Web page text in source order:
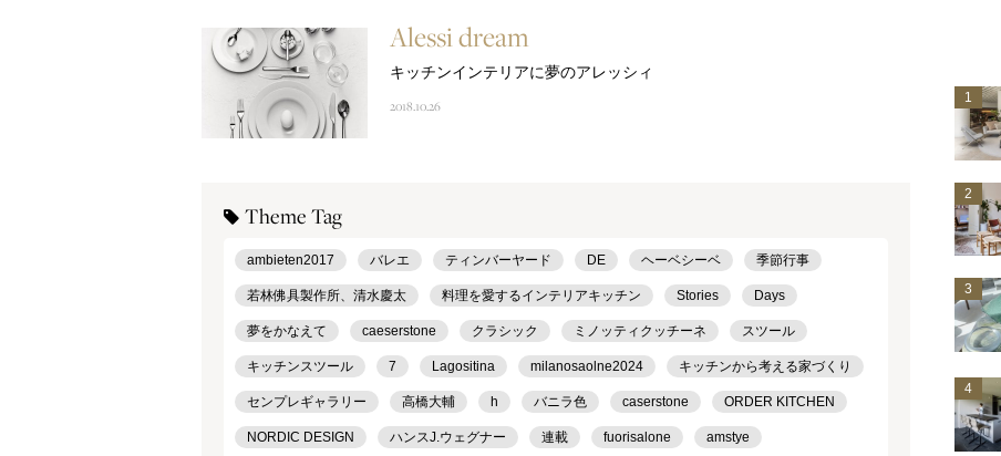
Alessi dream
キッチンインテリアに夢のアレッシィ
2018.10.26
Theme Tag
ambieten2017 バレエ ティンバーヤード DE ヘーベシーベ 季節行事
若林佛具製作所、清水慶太 料理を愛するインテリアキッチン Stories Days
夢をかなえて caeserstone クラシック ミノッティクッチーネ スツール
キッチンスツール 7 Lagositina milanosaolne2024 キッチンから考える家づくり
センプレギャラリー 高橋大輔 h バニラ色 caserstone ORDER KITCHEN
NORDIC DESIGN ハンスJ.ウェグナー 連載 fuorisalone amstye
1
2
3
4